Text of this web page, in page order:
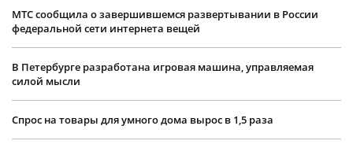
МТС сообщила о завершившемся развертывании в России
федеральной сети интернета вещей
В Петербурге разработана игровая машина, управляемая
силой мысли
Спрос на товары для умного дома вырос в 1,5 раза